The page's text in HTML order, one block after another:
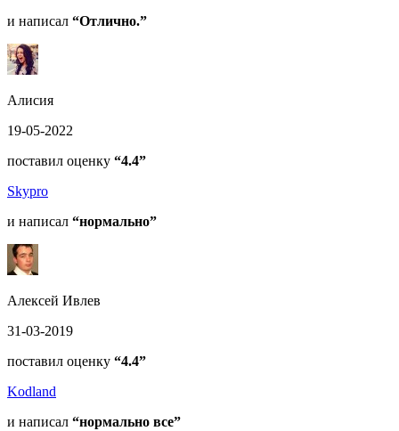
и написал “Отлично.”
Алисия
19-05-2022
поставил оценку “4.4”
Skypro
и написал “нормально”
Алексей Ивлев
31-03-2019
поставил оценку “4.4”
Kodland
и написал “нормально все”